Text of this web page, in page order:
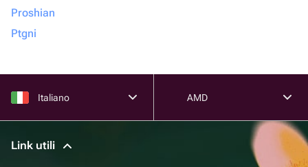
Proshian
Ptgni
Italiano AMD
Link utili